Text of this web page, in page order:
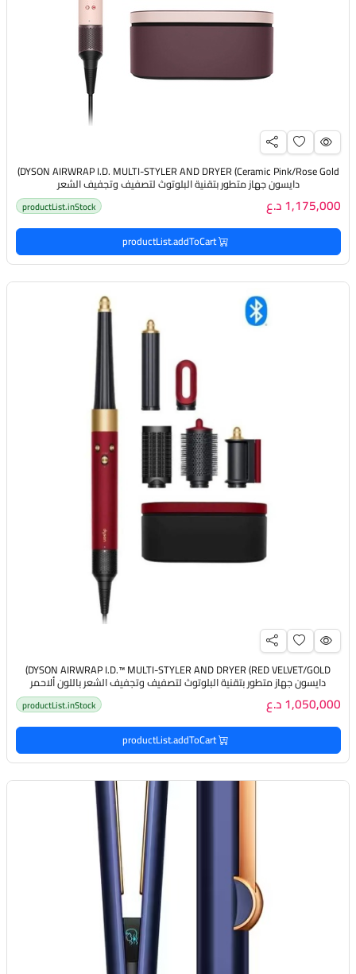
DYSON AIRWRAP I.D. MULTI-STYLER AND DRYER (Ceramic Pink/Rose Gold)
دايسون جهاز متطور بتقنية البلوتوث لتصفيف وتجفيف الشعر
1,175,000 د.ع productList.inStock
productList.addToCart
DYSON AIRWRAP I.D.™ MULTI-STYLER AND DRYER (RED VELVET/GOLD)
دايسون جهاز متطور بتقنية البلوتوث لتصفيف وتجفيف الشعر باللون ألاحمر
1,050,000 د.ع productList.inStock
productList.addToCart